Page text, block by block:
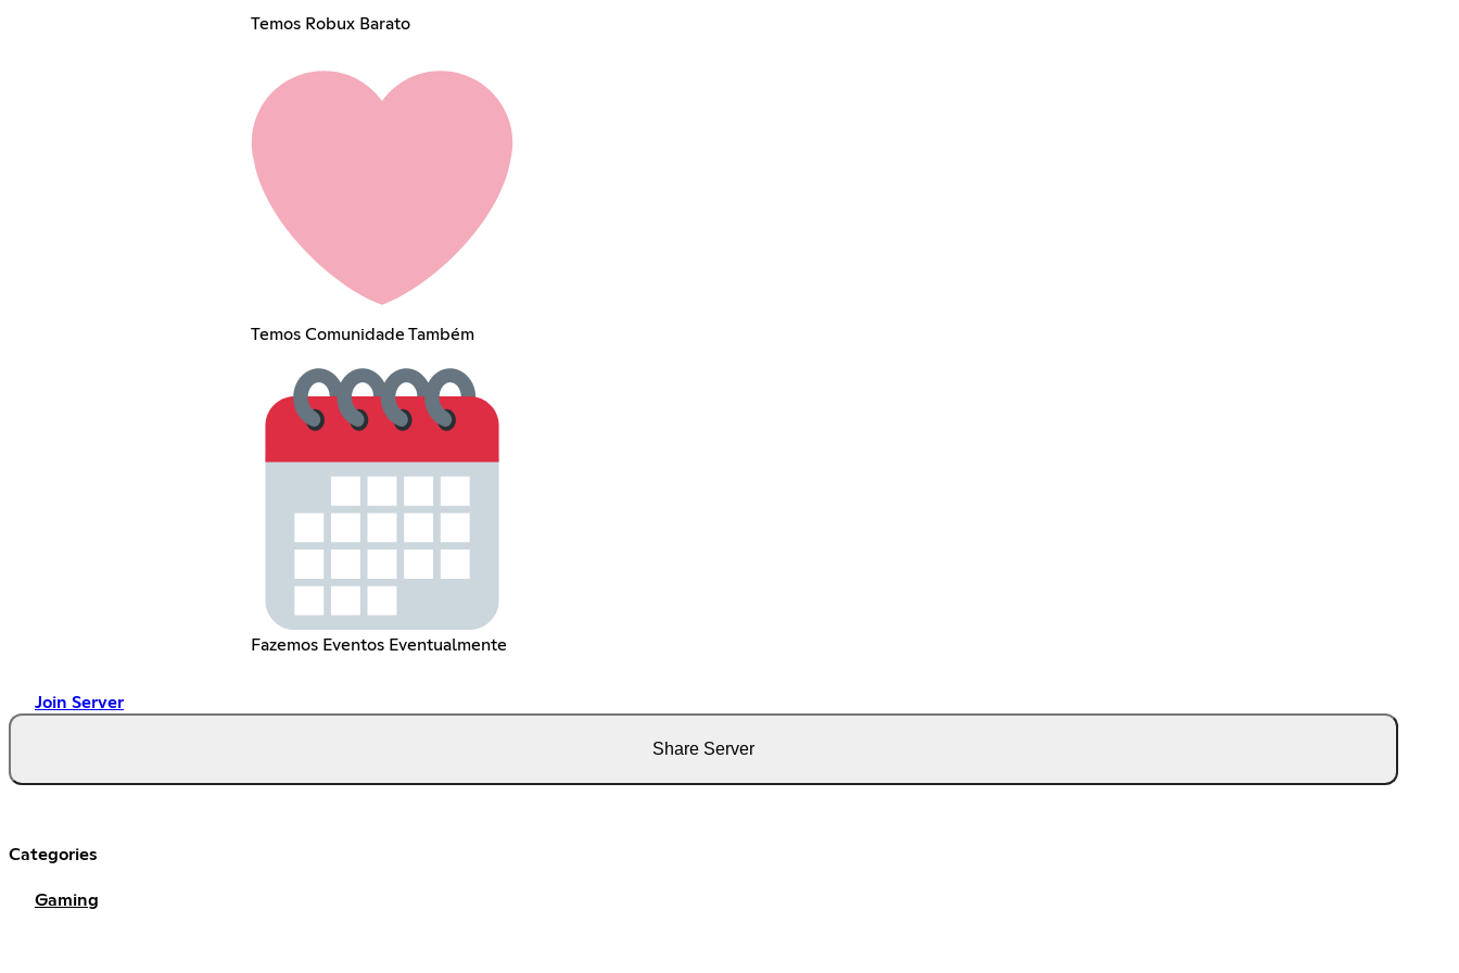
Temos Robux Barato
Temos Comunidade Também
Fazemos Eventos Eventualmente
Join Server
Share Server
Categories
Gaming